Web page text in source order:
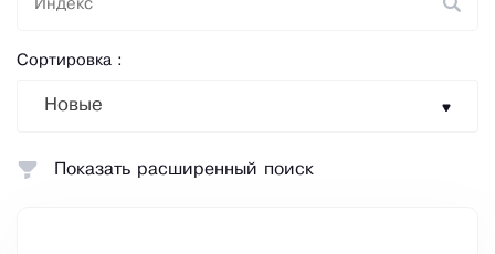
Сортировка :
Новые
Показать расширенный поиск